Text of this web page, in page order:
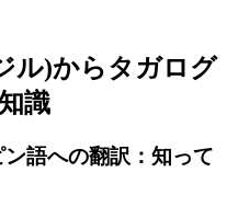
ル)からタガログ
識
語への翻訳：知って